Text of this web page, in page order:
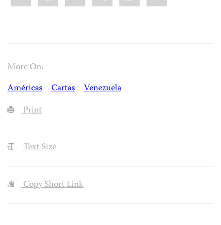
More On:
Américas
Cartas
Venezuela
Print
Text Size
Copy Short Link